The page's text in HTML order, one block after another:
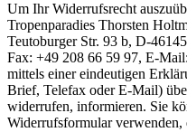
Um Ihr Widerrufsrecht
Tropenparadies Thorsten
Teutoburger Str. 93 b, D-
Fax: +49 208 66 59 97, E-
mittels einer eindeutigen
Brief, Telefax oder E-Mail)
widerrufen, informieren. Sie
Widerrufsformular verwenden,